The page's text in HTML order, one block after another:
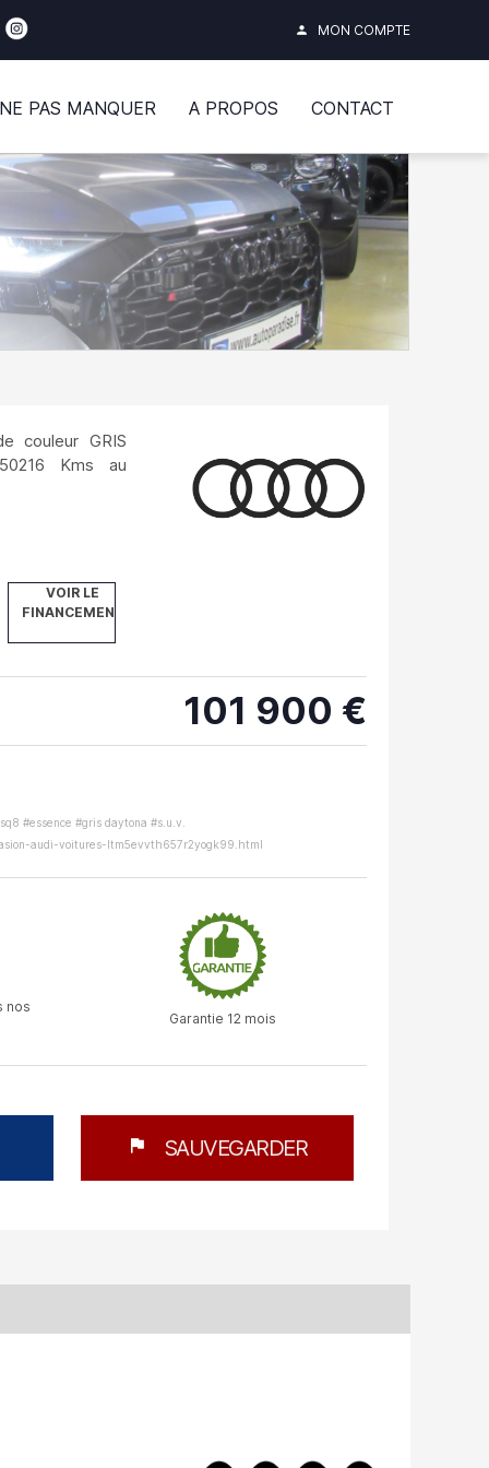
person MON COMPTE
PAS MANQUER A PROPOS CONTACT
couleur GRIS
Kms au
VOIR LE
FINANCEMENT
101 900 €
#essence #gris daytona #s.u.v.
audi-voitures-ltm5evvth657r2yogk99.html
nos
Garantie 12 mois
flag SAUVEGARDER